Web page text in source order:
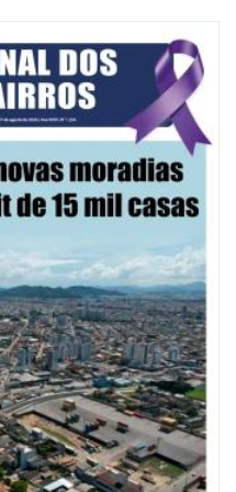
400 mulheres vítimas de violência
Municipal